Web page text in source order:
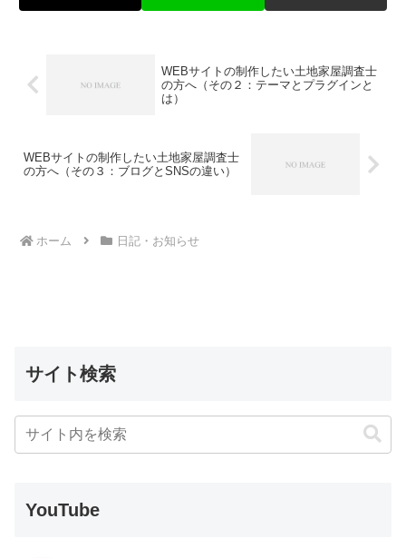
WEBサイトの制作したい土地家屋調査士
の方へ（その２：テーマとプラグインと
は）
WEBサイトの制作したい土地家屋調査士
の方へ（その３：ブログとSNSの違い）
ホーム 日記・お知らせ
サイト検索
YouTube